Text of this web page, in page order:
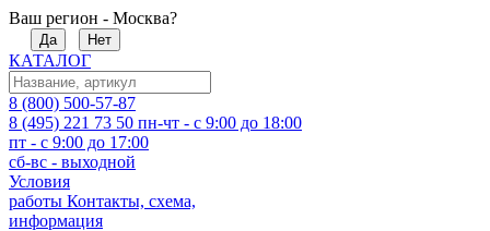
Ваш регион - Москва?
Да Нет
КАТАЛОГ
8 (800) 500-57-87
8 (495) 221 73 50 пн-чт - с 9:00 до 18:00
пт - с 9:00 до 17:00
сб-вс - выходной
Условия
работы Контакты, схема,
информация